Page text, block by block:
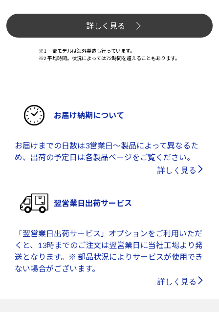
詳しく見る
※1 一部モデルは海外製造も行っています。
※2 平均時間。状況によっては72時間を超えることもあります。
お届け納期について
お届けまでの日数は3営業日～製品によって異なるた
め、出荷の予定日は各製品ページをご覧ください。
詳しく見る
翌営業日出荷サービス
「翌営業日出荷サービス」オプションをご利用いただ
くと、13時までのご注文は翌営業日に当社工場より発
送となります。※ 部品状況によりサービスが使用でき
ない場合がございます。
詳しく見る